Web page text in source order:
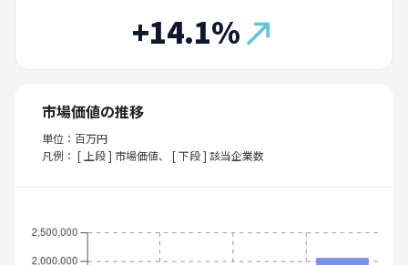
+14.1%
市場価値の推移
単位：百万円
凡例： [ 上段 ] 市場価値、 [ 下段 ] 該当企業数